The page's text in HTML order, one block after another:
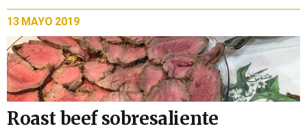
13 MAYO 2019
Roast beef sobresaliente